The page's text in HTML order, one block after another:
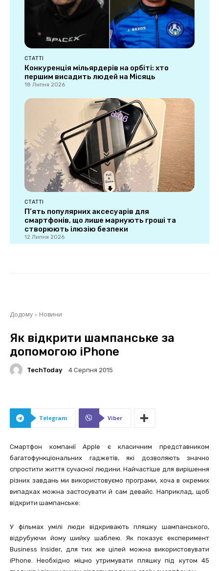
СТАТТІ
Конкуренція мільярдерів на орбіті: хто
першим висадить людей на Місяць
18 Липня 2026
СТАТТІ
П’ять популярних аксесуарів для
смартфонів, що лише марнують гроші та
створюють ілюзію безпеки
12 Липня 2026